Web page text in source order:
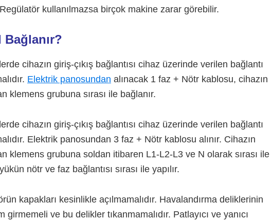
kullanılmazsa birçok makine zarar görebilir.
Bağlanır?
cihazın giriş-çıkış bağlantısı cihaz üzerinde verilen bağlantı
Elektrik panosundan alınacak 1 faz + Nötr kablosu, cihazın
klemens grubuna sırası ile bağlanır.
cihazın giriş-çıkış bağlantısı cihaz üzerinde verilen bağlantı
Elektrik panosundan 3 faz + Nötr kablosu alınır. Cihazın
klemens grubuna soldan itibaren L1-L2-L3 ve N olarak sırası ile
nötr ve faz bağlantısı sırası ile yapılır.
kapakları kesinlikle açılmamalıdır. Havalandırma deliklerinin
ve bu delikler tıkanmamalıdır. Patlayıcı ve yanıcı